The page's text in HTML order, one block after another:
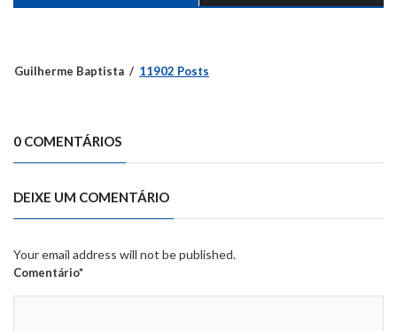
Guilherme Baptista 11902 Posts
0 COMENTÁRIOS
DEIXE UM COMENTÁRIO
Your email address will not be published.
Comentário*